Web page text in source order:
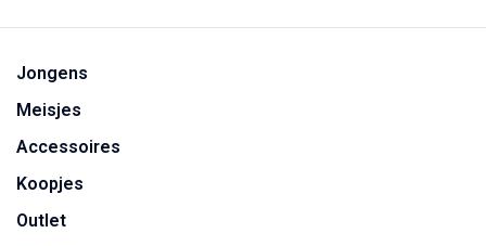
Jongens
Meisjes
Accessoires
Koopjes
Outlet